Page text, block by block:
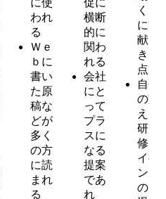
に使
われ
る
Ｗｅ
ｂに
書い
た原
稿な
どが
多く
の方
に読
まれ
る
促に
横断
的に
関わ
れる
会社
にと
って
プラ
スに
なる
提案
であ
れ
くり
に貢
献で
きる
点
自分
の支
えが
研
修・
イベ
ント
の円